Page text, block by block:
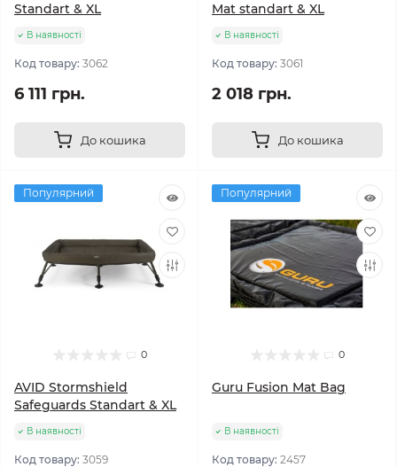
Standart & XL
В наявності
Код товару: 3062
6 111 грн.
До кошика
Mat standart & XL
В наявності
Код товару: 3061
2 018 грн.
До кошика
Популярний
0
AVID Stormshield
Safeguards Standart & XL
В наявності
Код товару: 3059
Популярний
0
Guru Fusion Mat Bag
В наявності
Код товару: 2457